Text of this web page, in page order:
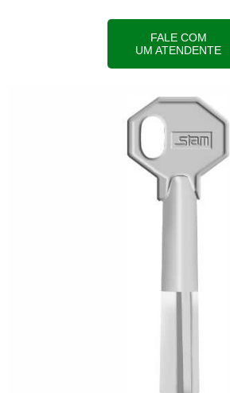
FALE COM
UM ATENDENTE